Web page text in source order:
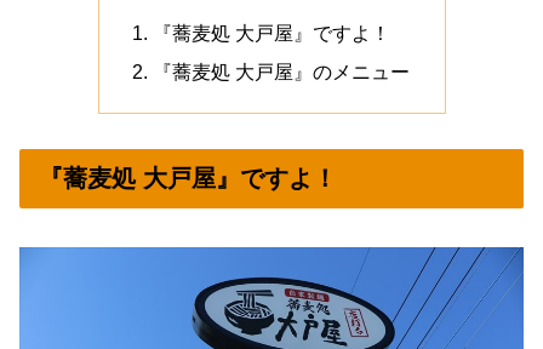
『蕎麦処 大戸屋』ですよ！
『蕎麦処 大戸屋』のメニュー
『蕎麦処 大戸屋』ですよ！